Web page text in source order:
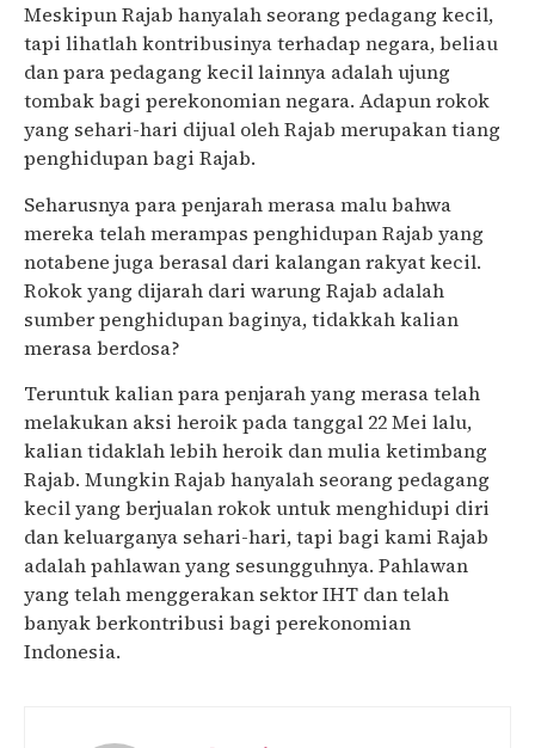
Meskipun Rajab hanyalah seorang pedagang kecil,
tapi lihatlah kontribusinya terhadap negara, beliau
dan para pedagang kecil lainnya adalah ujung
tombak bagi perekonomian negara. Adapun rokok
yang sehari-hari dijual oleh Rajab merupakan tiang
penghidupan bagi Rajab.
Seharusnya para penjarah merasa malu bahwa
mereka telah merampas penghidupan Rajab yang
notabene juga berasal dari kalangan rakyat kecil.
Rokok yang dijarah dari warung Rajab adalah
sumber penghidupan baginya, tidakkah kalian
merasa berdosa?
Teruntuk kalian para penjarah yang merasa telah
melakukan aksi heroik pada tanggal 22 Mei lalu,
kalian tidaklah lebih heroik dan mulia ketimbang
Rajab. Mungkin Rajab hanyalah seorang pedagang
kecil yang berjualan rokok untuk menghidupi diri
dan keluarganya sehari-hari, tapi bagi kami Rajab
adalah pahlawan yang sesungguhnya. Pahlawan
yang telah menggerakan sektor IHT dan telah
banyak berkontribusi bagi perekonomian
Indonesia.